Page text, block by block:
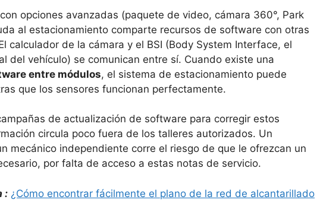
opciones avanzadas (paquete de video, cámara 360°, Park
al estacionamiento comparte recursos de software con otras
calculador de la cámara y el BSI (Body System Interface, el
del vehículo) se comunican entre sí. Cuando existe una
entre módulos, el sistema de estacionamiento puede
que los sensores funcionan perfectamente.
de actualización de software para corregir estos
circula poco fuera de los talleres autorizados. Un
mecánico independiente corre el riesgo de que le ofrezcan un
por falta de acceso a estas notas de servicio.
: ¿Cómo encontrar fácilmente el plano de la red de alcantarillado